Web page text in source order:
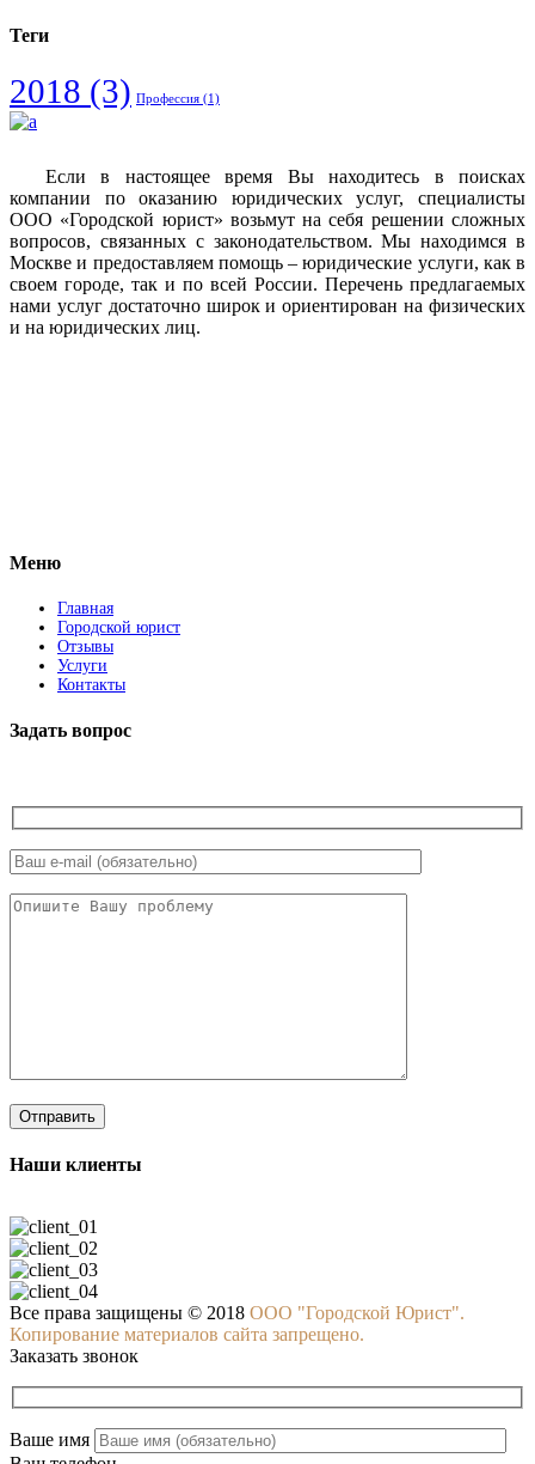
Теги
2018 (3) Профессия (1)
Если в настоящее время Вы находитесь в поисках
компании по оказанию юридических услуг, специалисты
ООО «Городской юрист» возьмут на себя решении сложных
вопросов, связанных с законодательством. Мы находимся в
Москве и предоставляем помощь – юридические услуги, как в
своем городе, так и по всей России. Перечень предлагаемых
нами услуг достаточно широк и ориентирован на физических
и на юридических лиц.
Меню
Главная
Городской юрист
Отзывы
Услуги
Контакты
Задать вопрос
Наши клиенты
Все права защищены © 2018 ООО "Городской Юрист".
Копирование материалов сайта запрещено.
Заказать звонок
Ваше имя